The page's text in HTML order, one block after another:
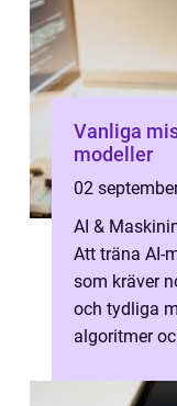
Vanliga
modeller
02
AI &
Att träna AI-
som kräver
och tydliga
algoritmer